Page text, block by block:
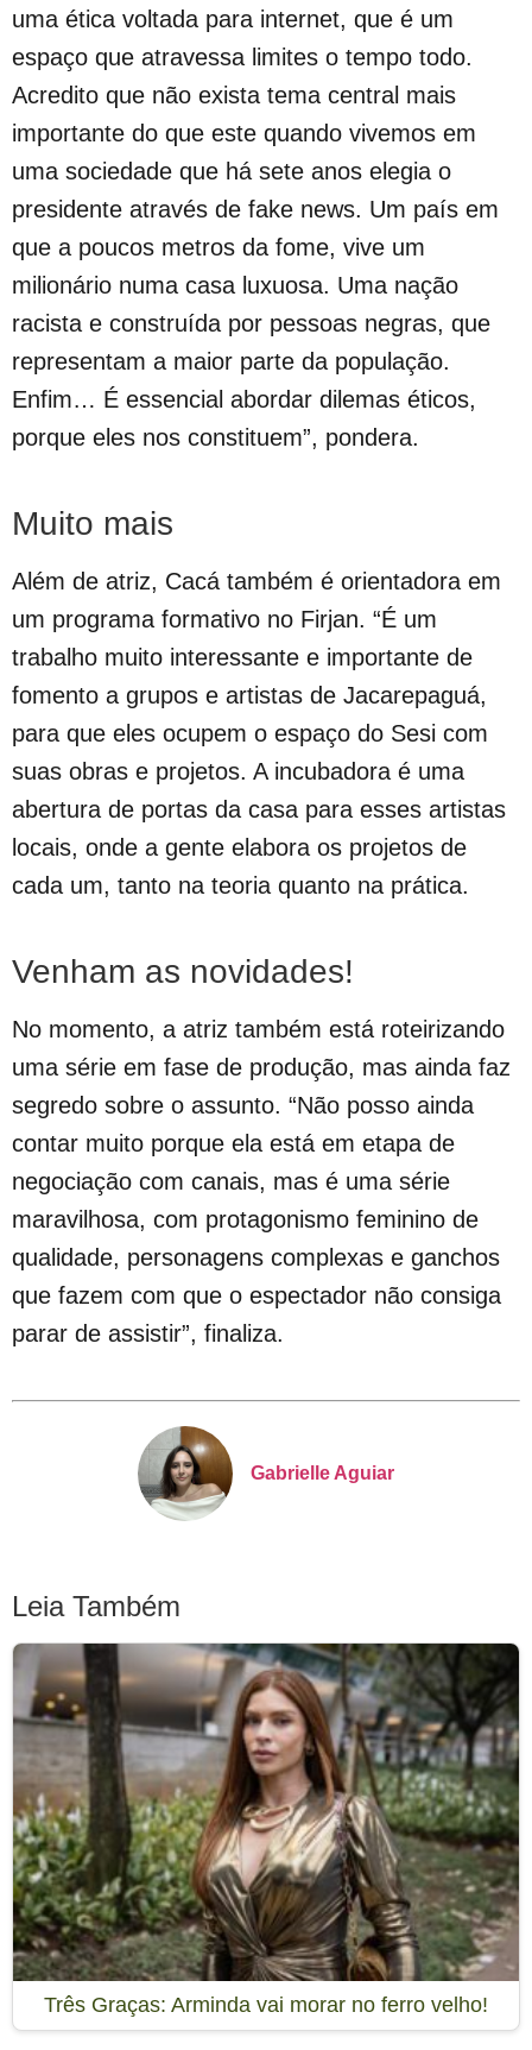
uma ética voltada para internet, que é um
espaço que atravessa limites o tempo todo.
Acredito que não exista tema central mais
importante do que este quando vivemos em
uma sociedade que há sete anos elegia o
presidente através de fake news. Um país em
que a poucos metros da fome, vive um
milionário numa casa luxuosa. Uma nação
racista e construída por pessoas negras, que
representam a maior parte da população.
Enfim… É essencial abordar dilemas éticos,
porque eles nos constituem”, pondera.
Muito mais
Além de atriz, Cacá também é orientadora em
um programa formativo no Firjan. “É um
trabalho muito interessante e importante de
fomento a grupos e artistas de Jacarepaguá,
para que eles ocupem o espaço do Sesi com
suas obras e projetos. A incubadora é uma
abertura de portas da casa para esses artistas
locais, onde a gente elabora os projetos de
cada um, tanto na teoria quanto na prática.
Venham as novidades!
No momento, a atriz também está roteirizando
uma série em fase de produção, mas ainda faz
segredo sobre o assunto. “Não posso ainda
contar muito porque ela está em etapa de
negociação com canais, mas é uma série
maravilhosa, com protagonismo feminino de
qualidade, personagens complexas e ganchos
que fazem com que o espectador não consiga
parar de assistir”, finaliza.
Gabrielle Aguiar
Leia Também
Três Graças: Arminda vai morar no ferro velho!